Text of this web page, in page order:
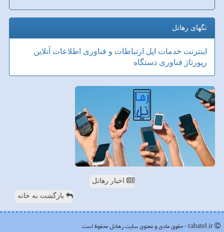
تگهای رهاتل
اینترنت خدمات اپل ارتباطات و فناوری اطلاعات آنلاین
رپورتاژ فناوری دستگاه
اخبار رهاتل
بازگشت به خانه